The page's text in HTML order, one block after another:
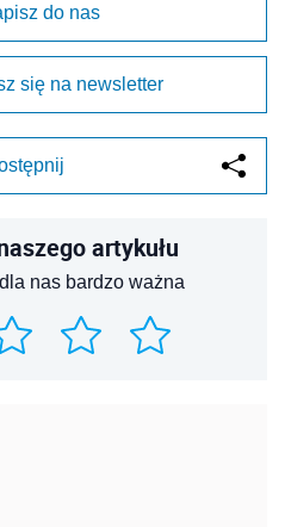
do nas
się na newsletter
artykułu
nas bardzo ważna